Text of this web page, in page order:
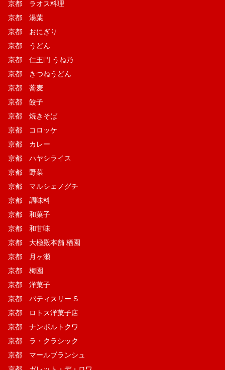
京都 ラオス料理
京都 湯葉
京都 おにぎり
京都 うどん
京都 仁王門 うね乃
京都 きつねうどん
京都 蕎麦
京都 餃子
京都 焼きそば
京都 コロッケ
京都 カレー
京都 ハヤシライス
京都 野菜
京都 マルシェノグチ
京都 調味料
京都 和菓子
京都 和甘味
京都 大極殿本舗 栖園
京都 月ヶ瀬
京都 梅園
京都 洋菓子
京都 パティスリー S
京都 ロトス洋菓子店
京都 ナンポルトクワ
京都 ラ・クラシック
京都 マールブランシュ